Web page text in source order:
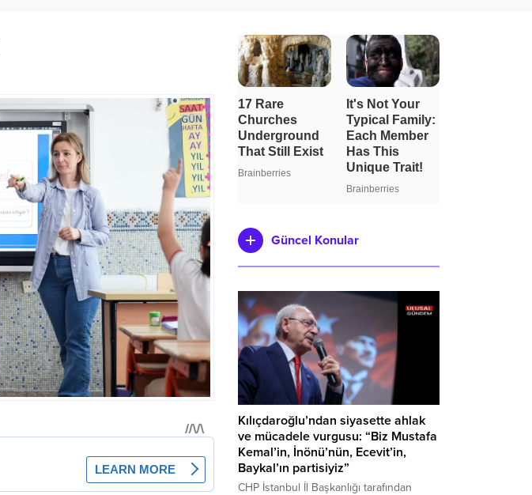
Güncel Konular
Kılıçdaroğlu’ndan siyasette ahlak
ve mücadele vurgusu: “Biz Mustafa
Kemal’in, İnönü’nün, Ecevit’in,
Baykal’ın partisiyiz”
CHP İstanbul İl Başkanlığı tarafından